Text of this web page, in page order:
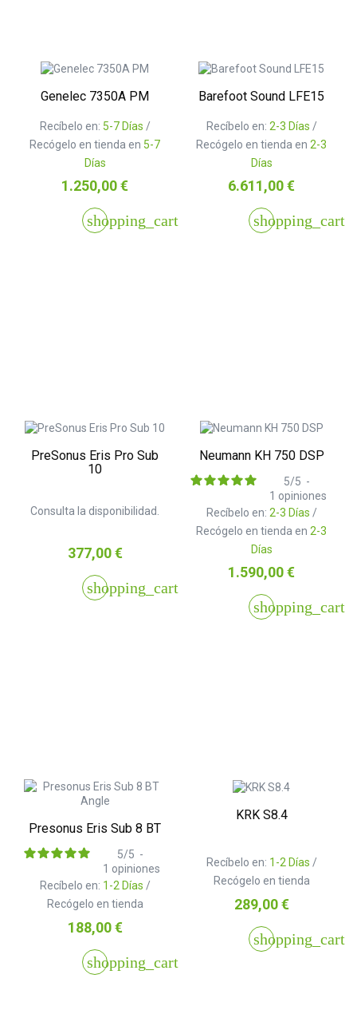
Genelec 7350A PM
Recíbelo en: 5-7 Días /
Recógelo en tienda en 5-7
Días
Precio
1.250,00 €
shopping_cart
Barefoot Sound LFE15
Recíbelo en: 2-3 Días /
Recógelo en tienda en 2-3
Días
Precio
6.611,00 €
shopping_cart
PreSonus Eris Pro Sub
10
Consulta la disponibilidad.
Precio
377,00 €
shopping_cart
Neumann KH 750 DSP
Recíbelo en: 2-3 Días /
Recógelo en tienda en 2-3
Días
5/5 -
1 opiniones
Precio
1.590,00 €
shopping_cart
Presonus Eris Sub 8 BT
Recíbelo en: 1-2 Días /
Recógelo en tienda
5/5 -
1 opiniones
Precio
188,00 €
shopping_cart
KRK S8.4
Recíbelo en: 1-2 Días /
Recógelo en tienda
Precio
289,00 €
shopping_cart